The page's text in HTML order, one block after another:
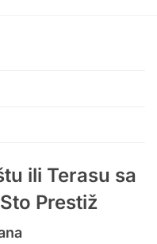
ili Terasu sa
Prestiž